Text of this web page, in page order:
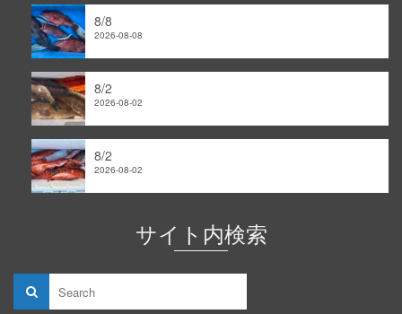
8/8
2026-08-08
8/2
2026-08-02
8/2
2026-08-02
サイト内検索